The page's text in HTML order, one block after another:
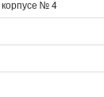
№ 4